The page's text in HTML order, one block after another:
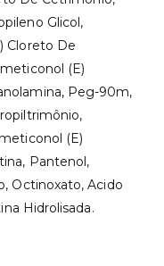
Glicol,
Cloreto De
(E)
Peg-90m,
(E)
Pantenol,
Octinoxato, Acido
Hidrolisada.